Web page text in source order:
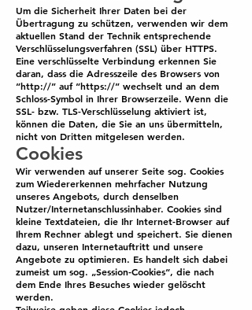
Um die Sicherheit Ihrer Daten bei der
Übertragung zu schützen, verwenden wir dem
aktuellen Stand der Technik entsprechende
Verschlüsselungsverfahren (SSL) über HTTPS.
Eine verschlüsselte Verbindung erkennen Sie
daran, dass die Adresszeile des Browsers von
“http://” auf “https://” wechselt und an dem
Schloss-Symbol in Ihrer Browserzeile. Wenn die
SSL- bzw. TLS-Verschlüsselung aktiviert ist,
können die Daten, die Sie an uns übermitteln,
nicht von Dritten mitgelesen werden.
Cookies
Wir verwenden auf unserer Seite sog. Cookies
zum Wiedererkennen mehrfacher Nutzung
unseres Angebots, durch denselben
Nutzer/Internetanschlussinhaber. Cookies sind
kleine Textdateien, die Ihr Internet-Browser auf
Ihrem Rechner ablegt und speichert. Sie dienen
dazu, unseren Internetauftritt und unsere
Angebote zu optimieren. Es handelt sich dabei
zumeist um sog. „Session-Cookies“, die nach
dem Ende Ihres Besuches wieder gelöscht
werden.